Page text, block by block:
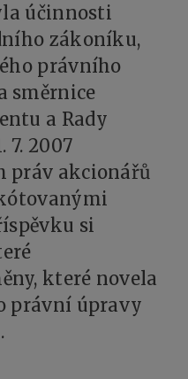
účinnosti
zákoníku,
právního
směrnice
a Rady
7. 2007
práv akcionářů
si
které novela
právní úpravy